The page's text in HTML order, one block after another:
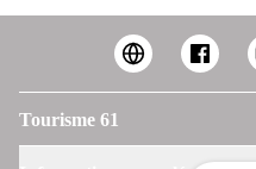
Tourisme 61